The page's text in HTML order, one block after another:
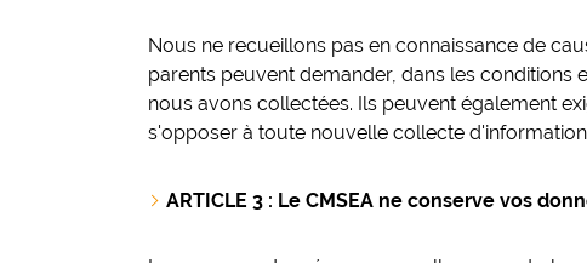
Nous ne recueillons pas en connaissance de
parents peuvent demander, dans les conditions
nous avons collectées. Ils peuvent également
s'opposer à toute nouvelle collecte
ARTICLE 3 : Le CMSEA ne conserve vos